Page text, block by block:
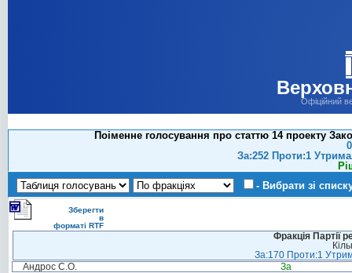
Офіційний
Поіменне голосування про статтю 14 проекту
За:252 Проти:1
- Вибрати зі
Зберегти
в
форматі RTF
Фракція Партії
За:170 Проти:1
Андрос С.О.
За